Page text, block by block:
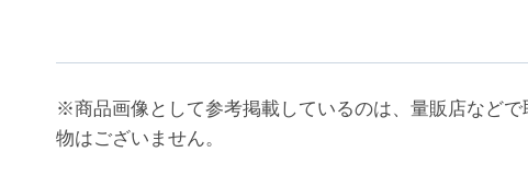
※商品画像として参考掲載しているのは、量販店など
物はございません。